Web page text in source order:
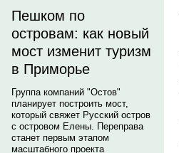
Пешком по
островам: как новый
мост изменит туризм
в Приморье
Группа компаний "Остов"
планирует построить мост,
который свяжет Русский остров
с островом Елены. Переправа
станет первым этапом
масштабного проекта